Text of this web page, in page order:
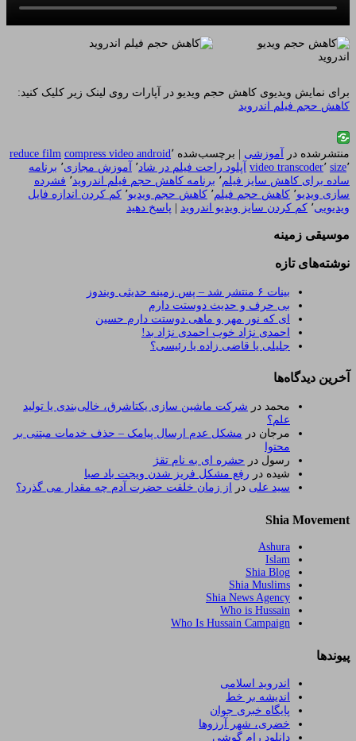
برای نمایش ویدیوی کاهش حجم ویدیو در آپارات روی لینک زیر کلیک کنید:
کاهش حجم فیلم اندروید
منتشرشده در آموزشی | برچسب‌شده compress video android٬
reduce film
size٬ video transcoder٬ آپلود راحت فیلم در شاد٬ آموزش مجازی٬ برنامه
ساده برای کاهش سایز فیلم٬ برنامه کاهش حجم فیلم اندروید٬ فشرده
سازی ویدیو٬ کاهش حجم فیلم٬ کاهش حجم ویدیو٬ کم کردن اندازه فایل
ویدیویی٬ کم کردن سایز ویدیو اندروید | پاسخ دهید
موسیقی زمینه
نوشته‌های تازه
بینات ۶ منتشر شد – پس زمینه حدیثی ویندوز
بی حرف و حدیث دوستت دارم
ای که نور مهر و ماهی دوستت دارم حسین
احمدی نژاد خوب احمدی نژاد بد!
جلیلی یا قاضی زاده یا رئیسی؟
آخرین دیدگاه‌ها
محمد در شرکت ماشین سازی یکتاشرق، خالی‌بندی یا تولید
علم؟
مرجان در مشکل عدم ارسال پیامک – حذف خدمات مبتنی بر
محتوا
رسول در حشره ای به نام تقژ
شیده در رفع مشکل فریز شدن ویجت باد صبا
سید علی در از زمان خلقت حضرت آدم چه مقدار می گذرد؟
Shia Movement
Ashura
Islam
Shia Blog
Shia Muslims
Shia News Agency
Who is Hussain
Who Is Hussain Campaign
پیوندها
اندروید اسلامی
اندیشه بر خط
پایگاه خبری جوان
خضری، شهر آرزوها
دانلود رام گوشی